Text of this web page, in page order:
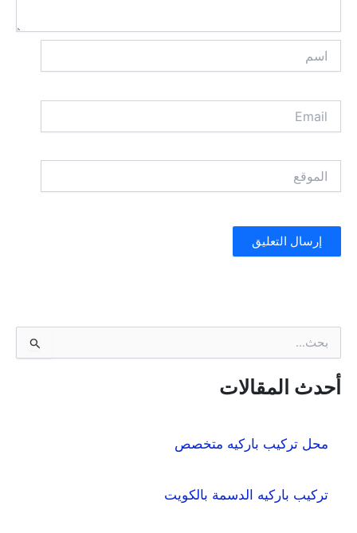
ح
ثأحدث المقالات
محل تركيب باركيه متخصص
تركيب باركيه الدسمة بالكويت